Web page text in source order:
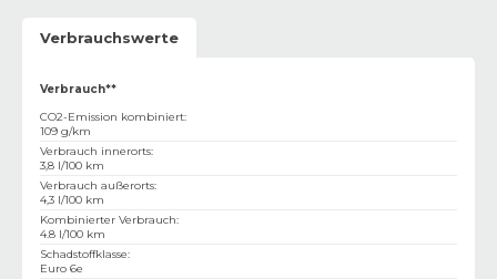
Verbrauchswerte
Verbrauch**
CO2-Emission kombiniert:
109 g/km
Verbrauch innerorts:
3,8 l/100 km
Verbrauch außerorts:
4,3 l/100 km
Kombinierter Verbrauch:
4.8 l/100 km
Schadstoffklasse:
Euro 6e